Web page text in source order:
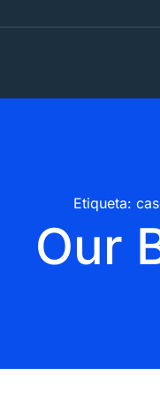
Etiqueta:
Our